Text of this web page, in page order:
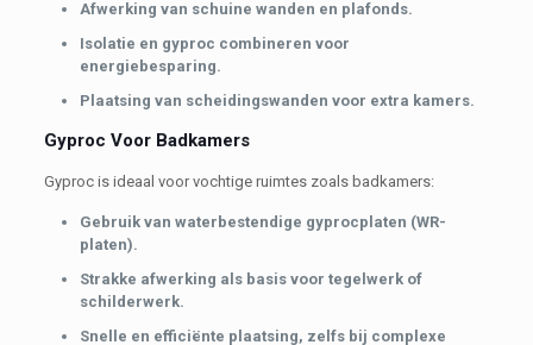
Afwerking van schuine wanden en plafonds.
Isolatie en gyproc combineren voor
energiebesparing.
Plaatsing van scheidingswanden voor extra kamers.
Gyproc Voor Badkamers
Gyproc is ideaal voor vochtige ruimtes zoals badkamers:
Gebruik van waterbestendige gyprocplaten (WR-
platen).
Strakke afwerking als basis voor tegelwerk of
schilderwerk.
Snelle en efficiënte plaatsing, zelfs bij complexe